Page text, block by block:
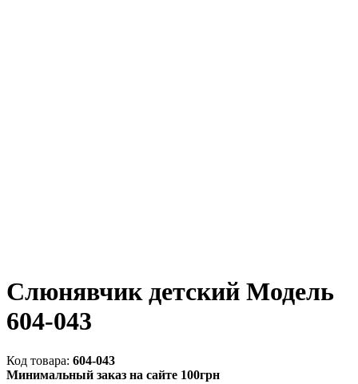
Слюнявчик детский Модель
604-043
604-043
Минимальный заказ на сайте 100грн